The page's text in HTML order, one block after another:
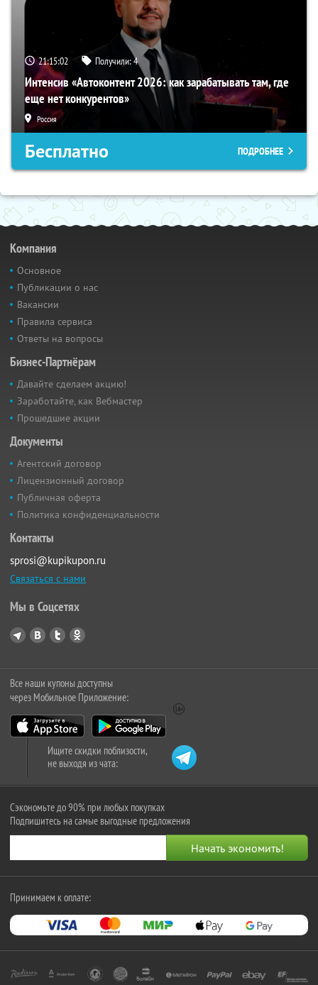
21:15:02 Получили:4
Интенсив «Автоконтент 2026: как зарабатывать там, где
еще нет конкурентов»
Россия
Бесплатно ПОДРОБНЕЕ
Компания
Основное
Публикации о нас
Вакансии
Правила сервиса
Ответы на вопросы
Бизнес-Партнёрам
Давайте сделаем акцию!
Заработайте, как Вебмастер
Прошедшие акции
Документы
Агентский договор
Лицензионный договор
Публичная оферта
Политика конфиденциальности
Контакты
sprosi@kupikupon.ru
Связаться с нами
Мы в Соцсетях
Все наши купоны доступны
через Мобильное Приложение:
Ищите скидки поблизости,
не выходя из чата:
Сэкономьте до 90% при любых покупках
Подпишитесь на самые выгодные предложения
Принимаем к оплате: